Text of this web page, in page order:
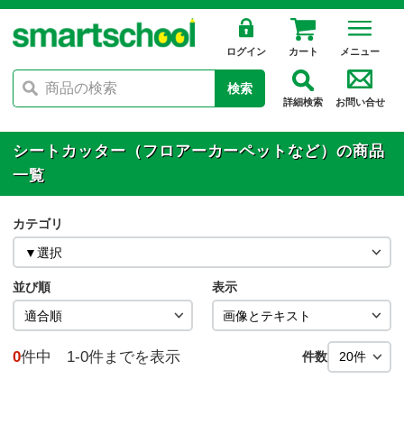
ログイン カート メニュー
検索
詳細検索 お問い合せ
シートカッター（フロアーカーペットなど）の商品
一覧
カテゴリ
並び順 表示
0件中 1-0件までを表示 件数